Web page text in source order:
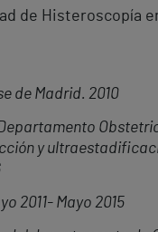
de Histeroscopía
de Madrid. 2010
Departamento
y
2011- Mayo 2015